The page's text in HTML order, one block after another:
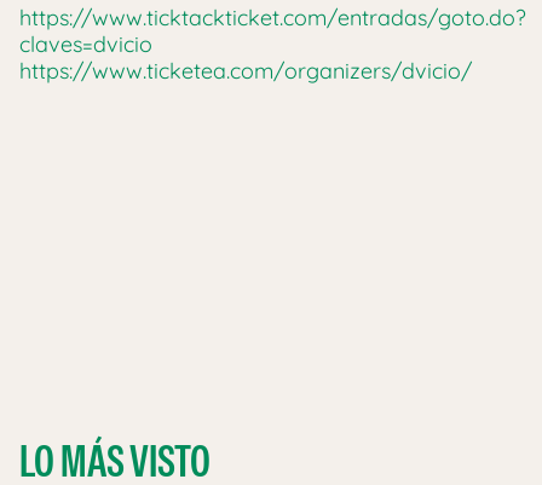
https://www.ticktackticket.com/entradas/goto.do?
claves=dvicio
https://www.ticketea.com/organizers/dvicio/
LO MÁS VISTO